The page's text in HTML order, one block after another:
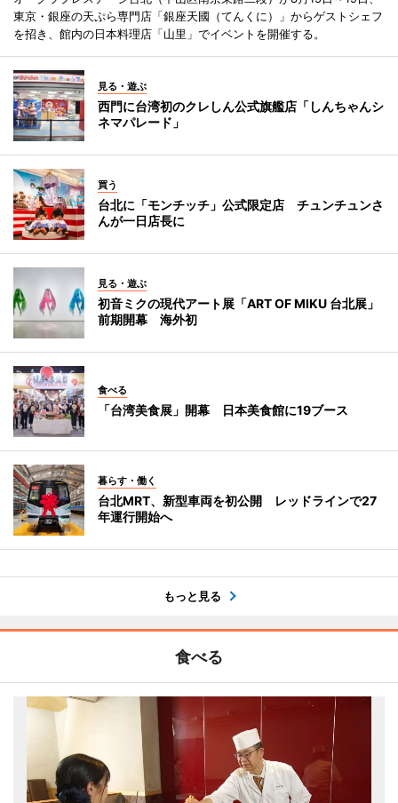
東京・銀座の天ぷら専門店「銀座天國（てんくに）」からゲストシェフ
を招き、館内の日本料理店「山里」でイベントを開催する。
見る・遊ぶ
西門に台湾初のクレしん公式旗艦店「しんちゃんシ
ネマパレード」
買う
台北に「モンチッチ」公式限定店 チュンチュンさ
んが一日店長に
見る・遊ぶ
初音ミクの現代アート展「ART OF MIKU 台北展」
前期開幕 海外初
食べる
「台湾美食展」開幕 日本美食館に19ブース
暮らす・働く
台北MRT、新型車両を初公開 レッドラインで27
年運行開始へ
もっと見る
食べる